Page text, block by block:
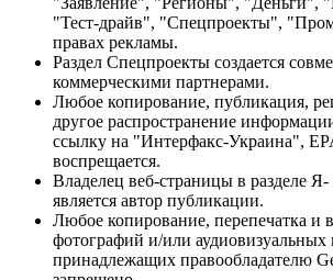
"Тест-драйв", "Спецпроекты",
правах рекламы.
Раздел Спецпроекты создается
коммерческими партнерами.
Любое копирование, публикация,
другое распространение
ссылку на "Интерфакс-Украина",
воспрещается.
Владелец веб-страницы в разделе
является автор публикации.
Любое копирование, перепечатка и
фотографий и/или аудиовизуальных
принадлежащих правообладателю